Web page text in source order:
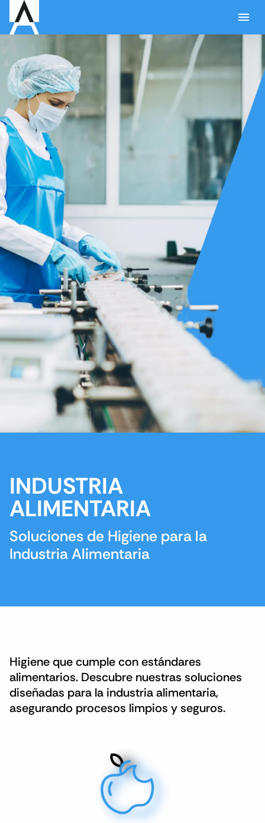
INDUSTRIA
ALIMENTARIA
Soluciones de Higiene para la
Industria Alimentaria
Higiene que cumple con estándares
alimentarios. Descubre nuestras soluciones
diseñadas para la industria alimentaria,
asegurando procesos limpios y seguros.